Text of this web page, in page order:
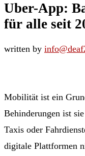
Uber-App:
für alle seit
written by
Mobilität ist ein
Behinderungen ist
Taxis oder
digitale Plattformen